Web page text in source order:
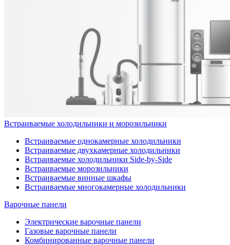
Встраиваемые холодильники и морозильники
Встраиваемые однокамерные холодильники
Встраиваемые двухкамерные холодильники
Встраиваемые холодильники Side-by-Side
Встраиваемые морозильники
Встраиваемые винные шкафы
Встраиваемые многокамерные холодильники
Варочные панели
Электрические варочные панели
Газовые варочные панели
Комбинированные варочные панели